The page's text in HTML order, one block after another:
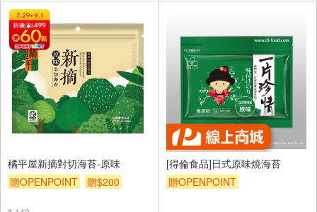
橘平屋新摘對切海苔-原味
贈OPENPOINT
贈$200
[得倫食品]日式原味燒海苔
贈OPENPOINT